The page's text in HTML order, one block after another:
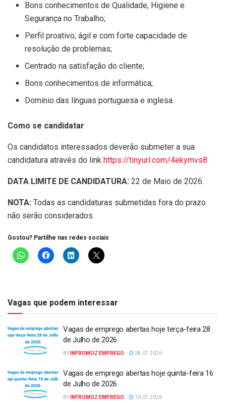
Bons conhecimentos de Qualidade, Higiene e
Segurança no Trabalho;
Perfil proativo, ágil e com forte capacidade de
resolução de problemas;
Centrado na satisfação do cliente;
Bons conhecimentos de informática;
Domínio das línguas portuguesa e inglesa.
Como se candidatar
Os candidatos interessados deverão submeter a sua
candidatura através do link https://tinyurl.com/4ekymvs8
DATA LIMITE DE CANDIDATURA: 22 de Maio de 2026.
NOTA: Todas as candidaturas submetidas fora do prazo
não serão considerados.
Gostou? Partilhe nas redes sociais
Vagas que podem interessar
Vagas de emprego abertas hoje terça-feira 28
de Julho de 2026
BY INFROMOZ EMPREGO 28.07.2026
Vagas de emprego abertas hoje quinta-feira 16
de Julho de 2026
BY INFROMOZ EMPREGO 16.07.2026